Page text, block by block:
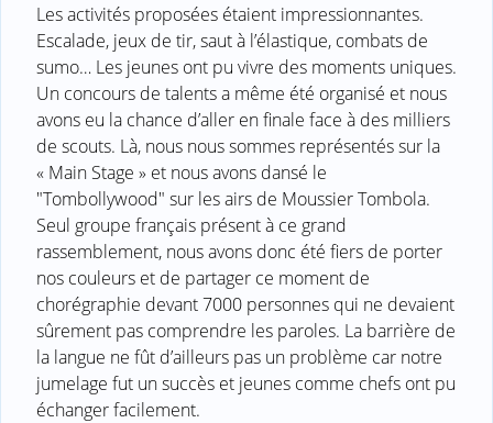
Les activités proposées étaient impressionnantes.
Escalade, jeux de tir, saut à l’élastique, combats de
sumo… Les jeunes ont pu vivre des moments uniques.
Un concours de talents a même été organisé et nous
avons eu la chance d’aller en finale face à des milliers
de scouts. Là, nous nous sommes représentés sur la
« Main Stage » et nous avons dansé le
"Tombollywood" sur les airs de Moussier Tombola.
Seul groupe français présent à ce grand
rassemblement, nous avons donc été fiers de porter
nos couleurs et de partager ce moment de
chorégraphie devant 7000 personnes qui ne devaient
sûrement pas comprendre les paroles. La barrière de
la langue ne fût d’ailleurs pas un problème car notre
jumelage fut un succès et jeunes comme chefs ont pu
échanger facilement.